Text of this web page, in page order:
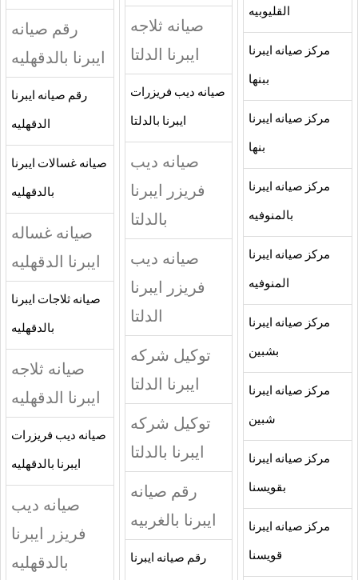
القليوبيه
مركز صيانه ايبرنا
ببنها
مركز صيانه ايبرنا
بنها
مركز صيانه ايبرنا
بالمنوفيه
مركز صيانه ايبرنا
المنوفيه
مركز صيانه ايبرنا
بشبين
مركز صيانه ايبرنا
شبين
مركز صيانه ايبرنا
بقويسنا
مركز صيانه ايبرنا
قويسنا
صيانه ثلاجه
ايبرنا الدلتا
صيانه ديب فريزرات
ايبرنا بالدلتا
صيانه ديب
فريزر ايبرنا
بالدلتا
صيانه ديب
فريزر ايبرنا
الدلتا
توكيل شركه
ايبرنا الدلتا
توكيل شركه
ايبرنا بالدلتا
رقم صيانه
ايبرنا بالغربيه
رقم صيانه ايبرنا
رقم صيانه
ايبرنا بالدقهليه
رقم صيانه ايبرنا
الدقهليه
صيانه غسالات ايبرنا
بالدقهليه
صيانه غساله
ايبرنا الدقهليه
صيانه ثلاجات ايبرنا
بالدقهليه
صيانه ثلاجه
ايبرنا الدقهليه
صيانه ديب فريزرات
ايبرنا بالدقهليه
صيانه ديب
فريزر ايبرنا
بالدقهليه